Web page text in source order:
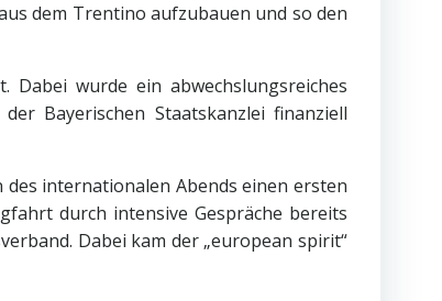
dem Trentino aufzubauen und so den
wurde ein abwechslungsreiches
Bayerischen Staatskanzlei finanziell
des internationalen Abends einen ersten
durch intensive Gespräche bereits
Dabei kam der „european spirit“